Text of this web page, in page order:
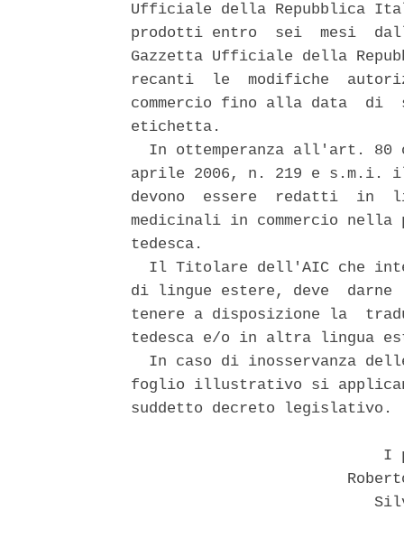
Ufficiale della Repubblica
prodotti entro  sei  mesi
Gazzetta Ufficiale della
recanti  le  modifiche
commercio fino alla data  di
etichetta.
In ottemperanza all'art. 80
aprile 2006, n. 219 e
devono  essere  redatti  in
medicinali in commercio
tedesca.
Il Titolare dell'AIC che
di lingue estere, deve  darne
tenere a disposizione la
tedesca e/o in altra lingua
In caso di inosservanza
foglio illustrativo si
suddetto decreto legislativo.
I